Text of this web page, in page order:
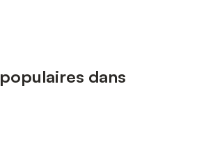
dans